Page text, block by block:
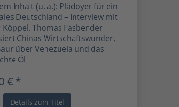
Inhalt (u. a.): Plädoyer für ein
Deutschland – Interview mit
Köppel, Thomas Fasbender
Chinas Wirtschaftswunder,
über Venezuela und das
Öl
€ *
Details zum Titel